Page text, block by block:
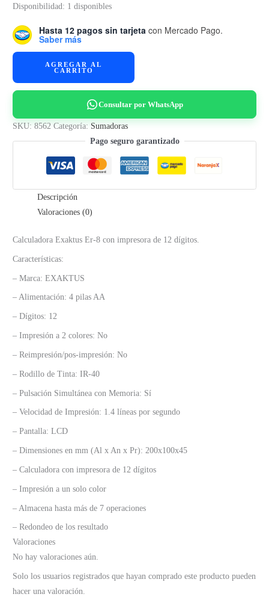
Disponibilidad: 1 disponibles
Hasta 12 pagos sin tarjeta con Mercado Pago.
Saber más
Calculadora
De
Exaktus
AGREGAR AL
CARRITO
Consultar por WhatsApp
SKU:8562 Categoría: Sumadoras
Pago seguro garantizado
Descripción
Valoraciones (0)
Calculadora Exaktus Er-8 con impresora de 12 dígitos.
Características:
– Marca: EXAKTUS
– Alimentación: 4 pilas AA
– Dígitos: 12
– Impresión a 2 colores: No
– Reimpresión/pos-impresión: No
– Rodillo de Tinta: IR-40
– Pulsación Simultánea con Memoria: Sí
– Velocidad de Impresión: 1.4 líneas por segundo
– Pantalla: LCD
– Dimensiones en mm (Al x An x Pr): 200x100x45
– Calculadora con impresora de 12 dígitos
– Impresión a un solo color
– Almacena hasta más de 7 operaciones
– Redondeo de los resultado
Valoraciones
No hay valoraciones aún.
Solo los usuarios registrados que hayan comprado este producto pueden
hacer una valoración.